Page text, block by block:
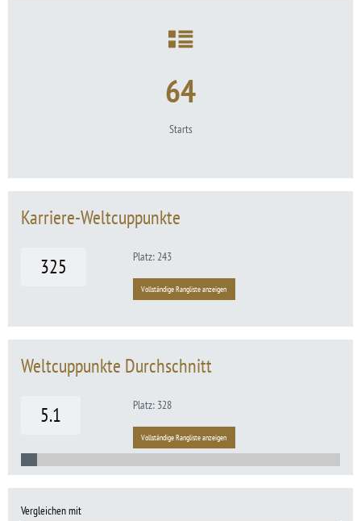
64
Starts
Karriere-Weltcuppunkte
325
Platz: 243
Vollständige Rangliste anzeigen
Weltcuppunkte Durchschnitt
5.1
Platz: 328
Vollständige Rangliste anzeigen
Vergleichen mit